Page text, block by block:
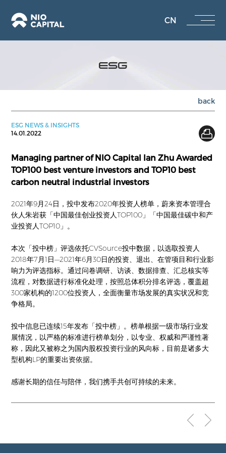
CN
ESG
back
ESG NEWS & INSIGHTS
14.01.2022
Managing partner of NIO Capital Ian Zhu Awarded
TOP100 best venture investors and TOP10 best
carbon neutral industrial investors
2021年9月24日，投中发布2020年投资人榜单，蔚来资本管理合
伙人朱岩获「中国最佳创业投资人TOP100」「中国最佳碳中和产
业投资人TOP10」。
本次「投中榜」评选依托CVSource投中数据，以选取投资人
2018年7月1日—2021年6月30日的投资、退出、在管项目和行业影
响力为评选指标。通过问卷调研、访谈、数据排查、汇总核实等
流程，对数据进行标准化处理，按照总体积分排名评选，覆盖超
300家机构的1200位投资人，全面衡量市场发展的真实状况和竞
争格局。
投中信息已连续15年发布「投中榜」。榜单根据一级市场行业发
展情况，以严格的标准进行榜单划分，以专业、权威和严谨性著
称，因此又被称之为国内股权投资行业的风向标，目前是诸多大
型机构LP的重要出资依据。
感谢长期的信任与陪伴，我们携手共创可持续的未来。